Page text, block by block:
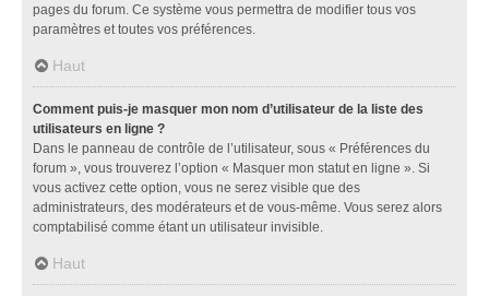
pages du forum. Ce système vous permettra de modifier tous vos
paramètres et toutes vos préférences.
Haut
Comment puis-je masquer mon nom d’utilisateur de la liste des
utilisateurs en ligne ?
Dans le panneau de contrôle de l’utilisateur, sous « Préférences du
forum », vous trouverez l’option « Masquer mon statut en ligne ». Si
vous activez cette option, vous ne serez visible que des
administrateurs, des modérateurs et de vous-même. Vous serez alors
comptabilisé comme étant un utilisateur invisible.
Haut